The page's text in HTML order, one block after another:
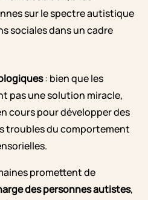
sur le spectre autistique
sociales dans un cadre
: bien que les
pas une solution miracle,
cours pour développer des
troubles du comportement
promettent de
des personnes autistes,